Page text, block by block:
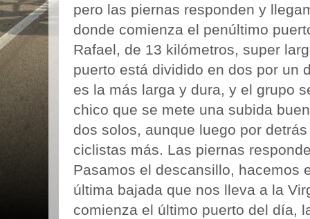
pero las piernas responden y
donde comienza el penúltimo
Rafael, de 13 kilómetros, super
puerto está dividido en dos por un
es la más larga y dura, y el grupo
chico que se mete una subida
dos solos, aunque luego por
ciclistas más. Las piernas
Pasamos el descansillo, hacemos
última bajada que nos lleva a la
comienza el último puerto del día,